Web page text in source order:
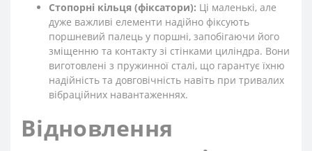
Стопорні кільця (фіксатори): Ці маленькі, але
дуже важливі елементи надійно фіксують
поршневий палець у поршні, запобігаючи його
зміщенню та контакту зі стінками циліндра. Вони
виготовлені з пружинної сталі, що гарантує їхню
надійність та довговічність навіть при тривалих
вібраційних навантаженнях.
Відновлення